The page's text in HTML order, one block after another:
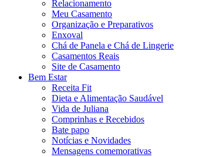
Relacionamento
Meu Casamento
Organização e Preparativos
Enxoval
Chá de Panela e Chá de Lingerie
Casamentos Reais
Site de Casamento
Bem Estar
Receita Fit
Dieta e Alimentação Saudável
Vida de Juliana
Comprinhas e Recebidos
Bate papo
Notícias e Novidades
Mensagens comemorativas